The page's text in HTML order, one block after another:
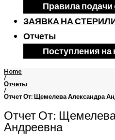
Правила
ЗАЯВКА НА
Отчеты
Поступления на
Home
/
Отчеты
/
Отчет От: Щемелева Александра
Отчет От:
Андреевна